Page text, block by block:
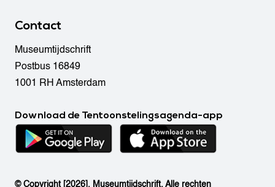
Contact
Museumtijdschrift
Postbus 16849
1001 RH Amsterdam
Download de Tentoonstelingsagenda-app